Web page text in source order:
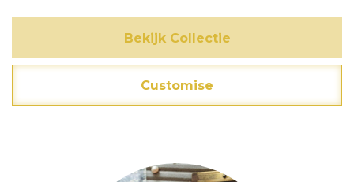
Bekijk Collectie
Customise